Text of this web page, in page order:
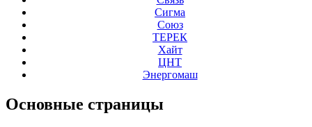
Сигма
Союз
ТЕРЕК
Хайт
ЦНТ
Энергомаш
Основные страницы